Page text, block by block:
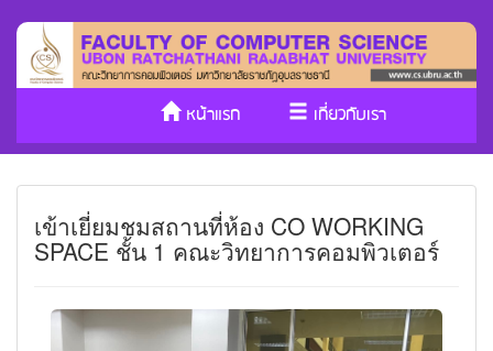
หน้าแรก
เกี่ยวกับเรา
ประกันคุณภาพ
วารสาร Cs
เข้าเยี่ยมชมสถานที่ห้อง CO WORKING
SPACE ชั้น 1 คณะวิทยาการคอมพิวเตอร์